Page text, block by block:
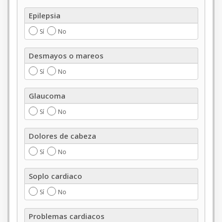
Epilepsia
Epilepsia
Sí No
Desmayos
mareos
Desmayos o mareos
Sí No
Glaucoma
Glaucoma
Sí No
Dolores
de
cabeza
Dolores de cabeza
Sí No
Soplo
cardiaco
Soplo cardiaco
Sí No
Problemas
cardiacos
Problemas cardiacos